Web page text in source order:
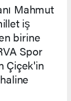
Mahmut
iş
birine
Spor
Çiçek'in